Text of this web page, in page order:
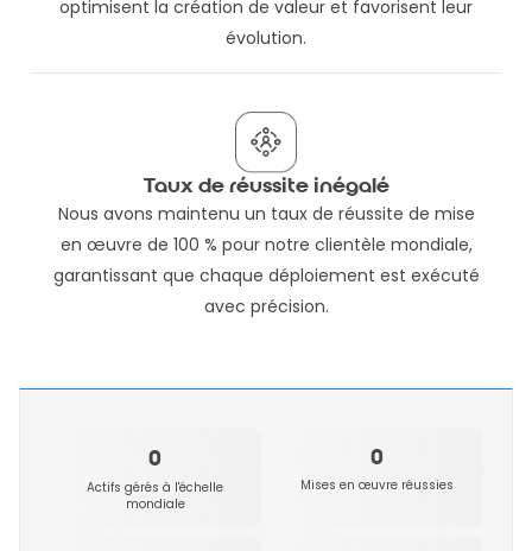
optimisent la création de valeur et favorisent leur
évolution.
Taux de réussite inégalé
Nous avons maintenu un taux de réussite de mise
en œuvre de 100 % pour notre clientèle mondiale,
garantissant que chaque déploiement est exécuté
avec précision.
0
Actifs gérés à l'échelle
mondiale
0
Mises en œuvre réussies